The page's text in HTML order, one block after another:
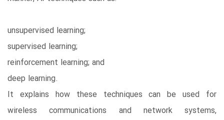
unsupervised learning;
supervised learning;
reinforcement learning; and
deep learning.
It explains how these techniques can be used for
wireless communications and network systems,